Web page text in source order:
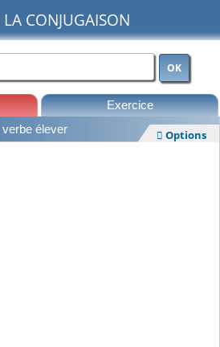
CONJUGAISON
OK
Exercice
élever  Options